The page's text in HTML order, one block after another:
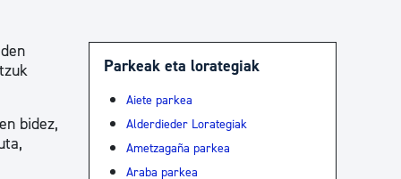
Tramitaziorako laguntza
bidez,
Parkeak eta lorategiak
Aiete parkea
Alderdieder Lorategiak
Ametzagaña parkea
Araba parkea